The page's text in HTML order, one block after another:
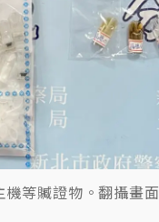
等贓證物。翻攝畫面